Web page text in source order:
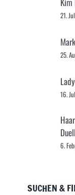
21.
25.
16.
6.
SUCHEN &